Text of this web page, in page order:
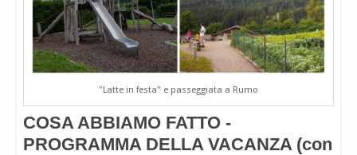
"Latte in festa" e passeggiata a Rumo
COSA ABBIAMO FATTO -
PROGRAMMA DELLA VACANZA (con